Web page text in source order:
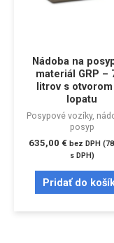
Nádoba na
materiál GRP –
litrov s
lopatu
Posypové vozíky,
posyp
635,00 € bez DPH (
s DPH)
Pridať do